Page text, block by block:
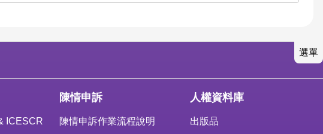
選單
ICESCR
陳情申訴
陳情申訴作業流程說明
人權資料庫
出版品